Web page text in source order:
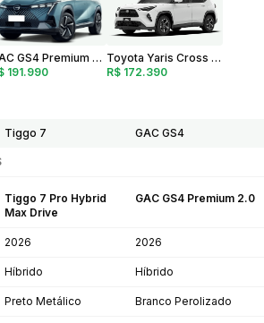
GAC GS4 Premium 2.0
191.990
Toyota Yaris Cross XRE Hybrid 1.5 Plug-in
R$ 172.390
Tiggo 7 GAC GS4
Tiggo 7 Pro Hybrid
Max Drive
GAC GS4 Premium 2.0
2026 2026
Híbrido Híbrido
Preto Metálico Branco Perolizado